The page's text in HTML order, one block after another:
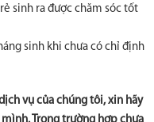
sinh ra được chăm sóc tốt
sinh khi chưa có chỉ định
vụ của chúng tôi, xin hãy